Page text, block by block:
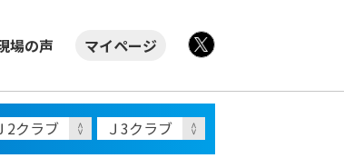
場の声
マイページ